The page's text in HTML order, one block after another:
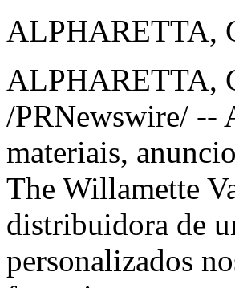
ALPHARETTA,
ALPHARETTA,
/PRNewswire/ --
materiais,
The Willamette
distribuidora de
personalizados